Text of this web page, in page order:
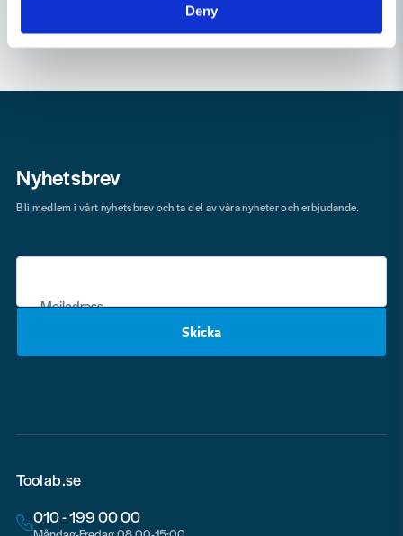
Deny
Nyhetsbrev
Mejladress
Skicka
Bli medlem i vårt nyhetsbrev och ta del av våra nyheter och erbjudande.
Toolab.se
010 - 199 00 00